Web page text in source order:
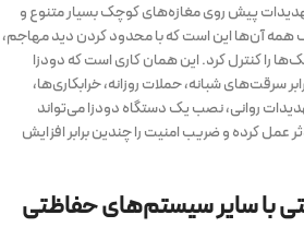
پیش روی مغازه‌های کوچک بسیار متنوع و
آن‌ها این است که با محدود کردن دید مهاجم،
را کنترل کرد. این همان کاری است که دودزا
سرقت‌های شبانه، حملات روزانه، خرابکاری‌ها،
روانی، نصب یک دستگاه دودزا می‌تواند
عمل کرده و ضریب امنیت را چندین برابر افزایش
با سایر سیستم‌های حفاظتی